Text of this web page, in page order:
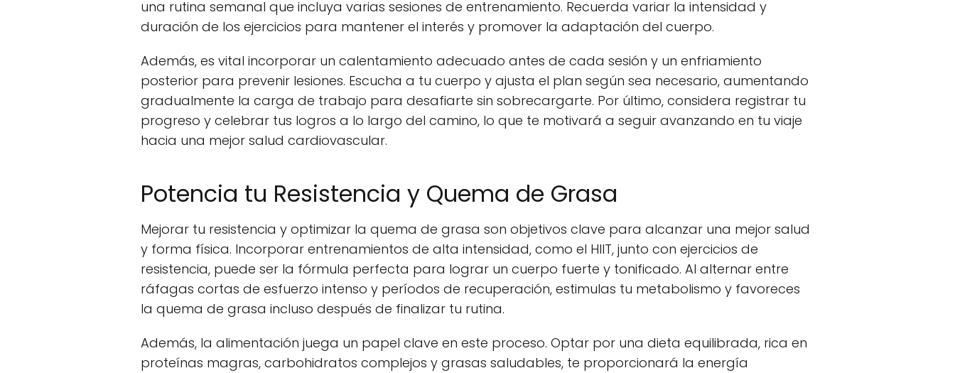
una rutina semanal que incluya varias sesiones de entrenamiento. Recuerda variar la intensidad y
duración de los ejercicios para mantener el interés y promover la adaptación del cuerpo.
Además, es vital incorporar un calentamiento adecuado antes de cada sesión y un enfriamiento
posterior para prevenir lesiones. Escucha a tu cuerpo y ajusta el plan según sea necesario, aumentando
gradualmente la carga de trabajo para desafiarte sin sobrecargarte. Por último, considera registrar tu
progreso y celebrar tus logros a lo largo del camino, lo que te motivará a seguir avanzando en tu viaje
hacia una mejor salud cardiovascular.
Potencia tu Resistencia y Quema de Grasa
Mejorar tu resistencia y optimizar la quema de grasa son objetivos clave para alcanzar una mejor salud
y forma física. Incorporar entrenamientos de alta intensidad, como el HIIT, junto con ejercicios de
resistencia, puede ser la fórmula perfecta para lograr un cuerpo fuerte y tonificado. Al alternar entre
ráfagas cortas de esfuerzo intenso y períodos de recuperación, estimulas tu metabolismo y favoreces
la quema de grasa incluso después de finalizar tu rutina.
Además, la alimentación juega un papel clave en este proceso. Optar por una dieta equilibrada, rica en
proteínas magras, carbohidratos complejos y grasas saludables, te proporcionará la energía